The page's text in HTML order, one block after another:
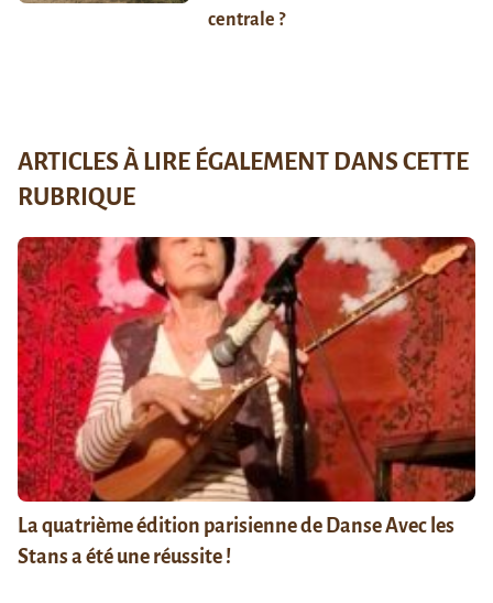
centrale ?
ARTICLES À LIRE ÉGALEMENT DANS CETTE
RUBRIQUE
La quatrième édition parisienne de Danse Avec les
Stans a été une réussite !